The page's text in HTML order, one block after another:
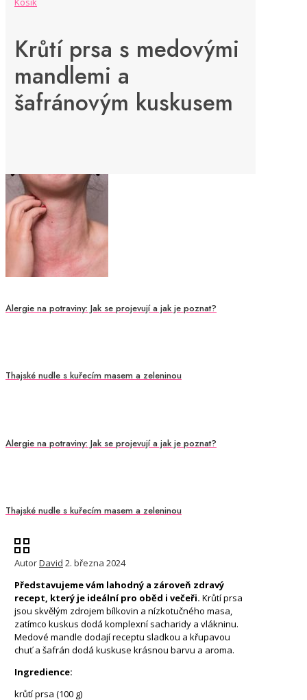
Krůtí prsa s medovými
mandlemi a
šafránovým kuskusem
Alergie na potraviny: Jak se projevují a jak je poznat?
Thajské nudle s kuřecím masem a zeleninou
Alergie na potraviny: Jak se projevují a jak je poznat?
Thajské nudle s kuřecím masem a zeleninou
AutorDavid 2. března 2024
Představujeme vám lahodný a zároveň zdravý
recept, který je ideální pro oběd i večeři. Krůtí prsa
jsou skvělým zdrojem bílkovin a nízkotučného masa,
zatímco kuskus dodá komplexní sacharidy a vlákninu.
Medové mandle dodají receptu sladkou a křupavou
chuť a šafrán dodá kuskuse krásnou barvu a aroma.
Ingredience:
krůtí prsa (100 g)